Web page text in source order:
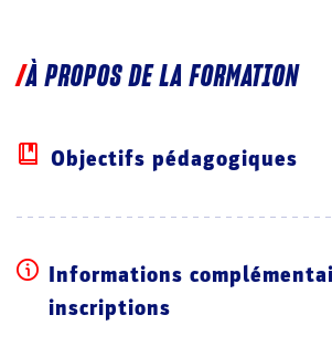
À PROPOS DE LA FORMATION
Objectifs pédagogiques
Informations
inscriptions